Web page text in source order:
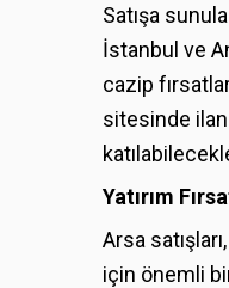
Satışa
İstanbul ve
cazip
sitesinde ilan
Yatırım
Arsa
için önemli